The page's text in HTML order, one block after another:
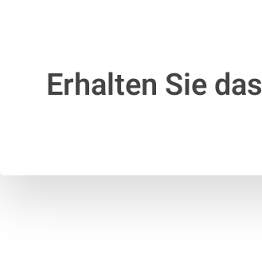
Erhalten Sie das